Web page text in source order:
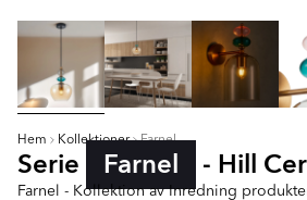
Hem Kollektioner Farnel
Serie Farnel - Hill
Farnel - Kollektion av Inredning